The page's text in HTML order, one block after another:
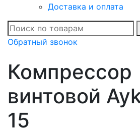
Доставка и оплата
Обратный звонок
Компрессор
винтовой
15